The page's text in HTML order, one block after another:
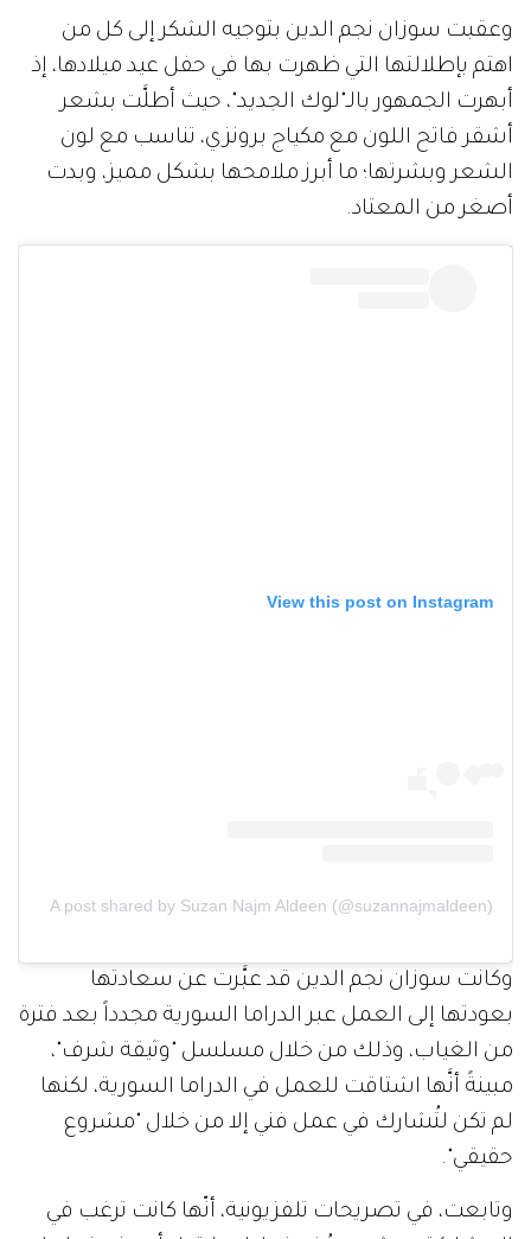
وعقبت سوزان نجم الدين بتوجيه الشكر إلى كل من
اهتم بإطلالتها التي ظهرت بها في حفل عيد ميلادها، إذ
أبهرت الجمهور بالـ"لوك الجديد"، حيث أطلَّت بشعر
أشقر فاتح اللون مع مكياج برونزي، تناسب مع لون
الشعر وبشرتها؛ ما أبرز ملامحها بشكل مميز، وبدت
أصغر من المعتاد.
View this post on Instagram
A post shared by Suzan Najm Aldeen (@suzannajmaldeen)
وكانت سوزان نجم الدين قد عبَّرت عن سعادتها
بعودتها إلى العمل عبر الدراما السورية مجدداً بعد فترة
من الغياب، وذلك من خلال مسلسل "وثيقة شرف"،
مبينةً أنَّها اشتاقت للعمل في الدراما السورية، لكنها
لم تكن لتُشارك في عمل فني إلا من خلال "مشروع
حقيقي".
وتابعت، في تصريحات تلفزيونية، أنّها كانت ترغب في